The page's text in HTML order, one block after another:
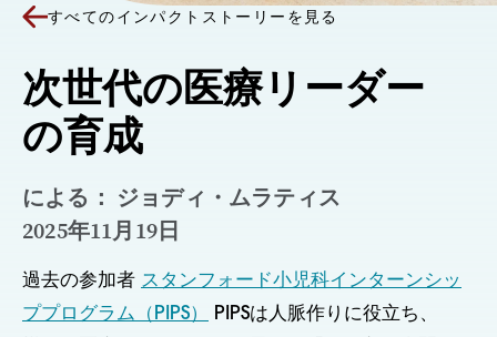
すべてのインパクトストーリーを見る
次世代の医療リーダー
の育成
による： ジョディ・ムラティス
2025年11月19日
過去の参加者 スタンフォード小児科インターンシッ
ププログラム（PIPS）
PIPSは人脈作りに役立ち、